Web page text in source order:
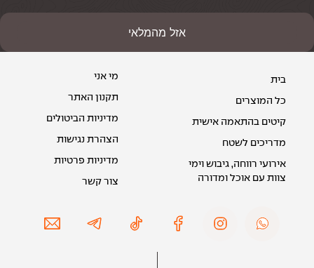
אזל מהמלאי
בית
כל המוצרים
קיטים בהתאמה אישית
מדריכים לשטח
אירועי רווחה, גיבוש וימי
צוות עם אוכל ומדורה
מי אני
תקנון האתר
מדיניות הביטולים
הצהרת נגישות
מדיניות פרטיות
צור קשר